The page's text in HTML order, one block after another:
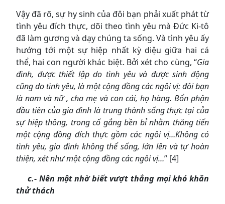
Vậy đã rõ, sự hy sinh của đôi bạn phải xuất phát từ
tình yêu đích thực, dõi theo tình yêu mà Đức Ki-tô
đã làm gương và dạy chúng ta sống. Và tình yêu ấy
hướng tới một sự hiệp nhất kỳ diệu giữa hai cá
thể, hai con người khác biệt. Bởi xét cho cùng, “Gia
đình, được thiết lập do tình yêu và được sinh động
cũng do tình yêu, là một cộng đồng các ngôi vị: đôi bạn
là nam và nữ , cha mẹ và con cái, họ hàng. Bổn phận
đầu tiên của gia đình là trung thành sống thực tại của
sự hiệp thông, trong cố gắng bền bỉ nhằm thăng tiến
một cộng đồng đích thực gồm các ngôi vị…Không có
tình yêu, gia đình không thể sống, lớn lên và tự hoàn
thiện, xét như một cộng đồng các ngôi vị…” [4]
c.- Nên một nhờ biết vượt thắng mọi khó khăn
thử thách